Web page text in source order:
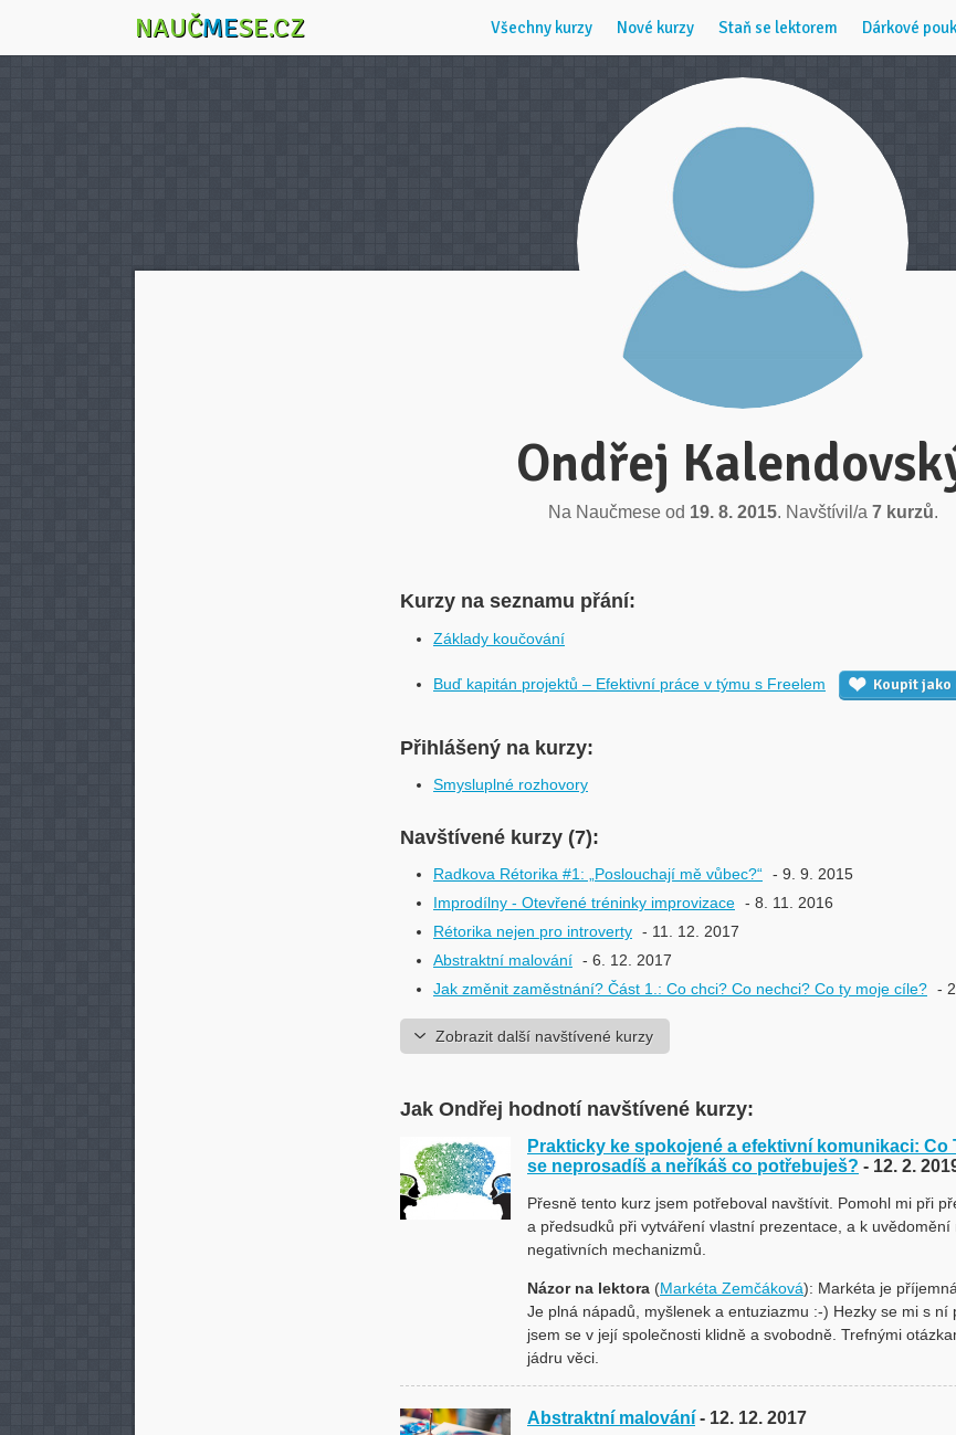
NAUČMESE.CZ Všechny kurzy Nové kurzy Staň se lektorem Dárkové
Ondřej
Na Naučmese od 19. 8. 2015. Navštívil/a 7 kurzů.
Kurzy na seznamu přání:
Základy koučování
Buď kapitán projektů – Efektivní práce v týmu s Freelem Koupit jako
Přihlášený na kurzy:
Smysluplné rozhovory
Navštívené kurzy (7):
Radkova Rétorika #1: „Poslouchají mě vůbec?“ - 9. 9. 2015
Improdílny - Otevřené tréninky improvizace - 8. 11. 2016
Rétorika nejen pro introverty - 11. 12. 2017
Abstraktní malování - 6. 12. 2017
Jak změnit zaměstnání? Část 1.: Co chci? Co nechci? Co ty moje cíle? -
Zobrazit další navštívené kurzy
Jak Ondřej hodnotí navštívené kurzy:
Prakticky ke spokojené a efektivní komunikaci: Co
se neprosadíš a neříkáš co potřebuješ? - 12. 2.
Přesně tento kurz jsem potřeboval navštívit. Pomohl mi při
a předsudků při vytváření vlastní prezentace, a k uvědomění
negativních mechanizmů.
Názor na lektora (Markéta Zemčáková): Markéta je
Je plná nápadů, myšlenek a entuziazmu :-) Hezky se mi s ní
jsem se v její společnosti klidně a svobodně. Trefnými
jádru věci.
Abstraktní malování - 12. 12. 2017